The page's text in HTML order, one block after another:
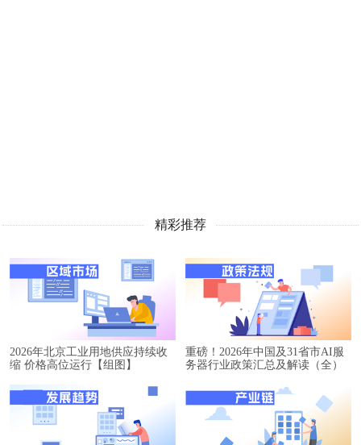
精彩推荐
2026年北京工业用地供应持续收
缩 价格高位运行【组图】
重磅！2026年中国及31省市AI服
务器行业政策汇总及解读（全）